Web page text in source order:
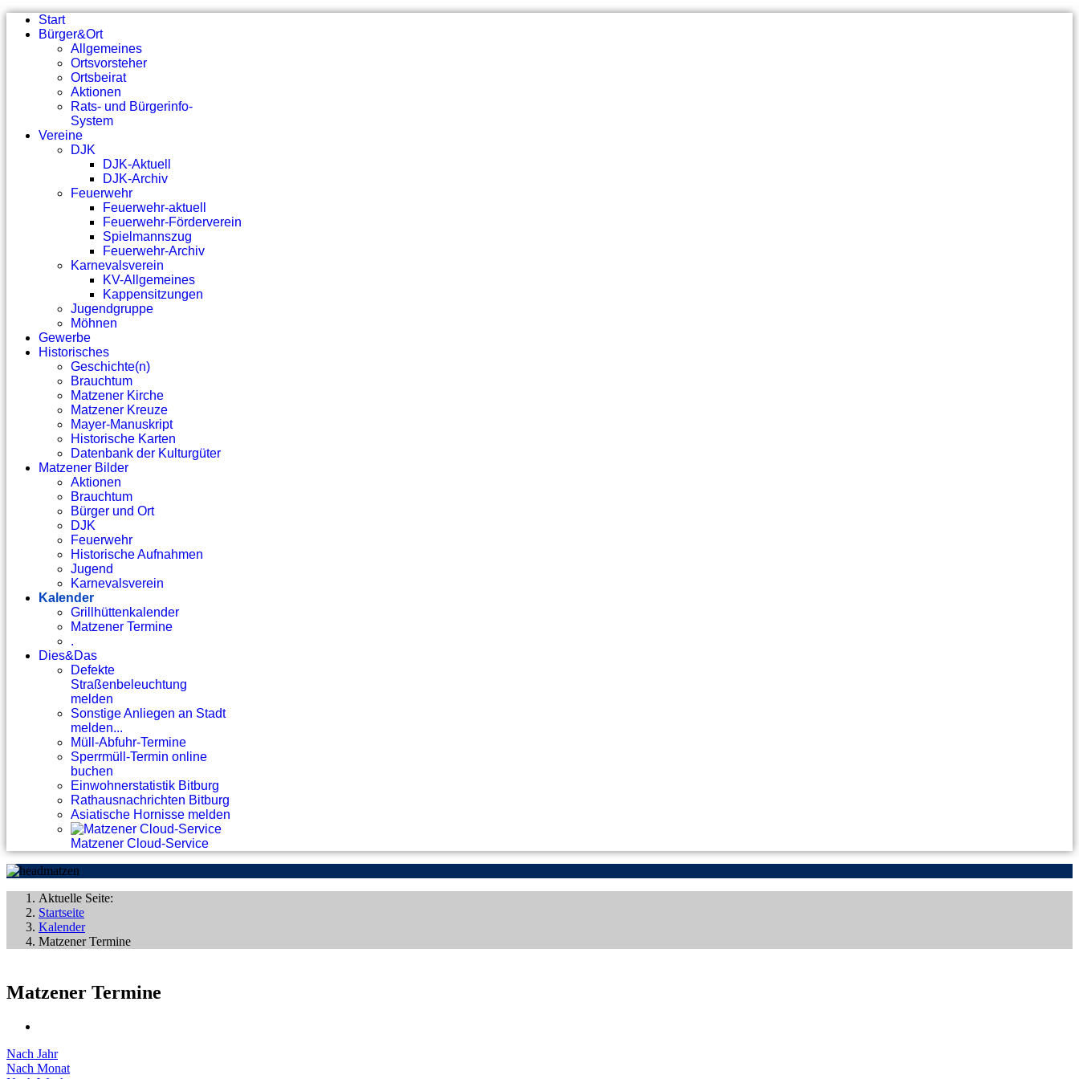
Start
Bürger&Ort
Allgemeines
Ortsvorsteher
Ortsbeirat
Aktionen
Rats- und Bürgerinfo-
System
Vereine
DJK
DJK-Aktuell
DJK-Archiv
Feuerwehr
Feuerwehr-aktuell
Feuerwehr-Förderverein
Spielmannszug
Feuerwehr-Archiv
Karnevalsverein
KV-Allgemeines
Kappensitzungen
Jugendgruppe
Möhnen
Gewerbe
Historisches
Geschichte(n)
Brauchtum
Matzener Kirche
Matzener Kreuze
Mayer-Manuskript
Historische Karten
Datenbank der Kulturgüter
Matzener Bilder
Aktionen
Brauchtum
Bürger und Ort
DJK
Feuerwehr
Historische Aufnahmen
Jugend
Karnevalsverein
Kalender
Grillhüttenkalender
Matzener Termine
.
Dies&Das
Defekte
Straßenbeleuchtung
melden
Sonstige Anliegen an Stadt
melden...
Müll-Abfuhr-Termine
Sperrmüll-Termin online
buchen
Einwohnerstatistik Bitburg
Rathausnachrichten Bitburg
Asiatische Hornisse melden
Matzener Cloud-Service
Aktuelle Seite:
Startseite
Kalender
Matzener Termine
Matzener Termine
Nach Jahr
Nach Monat